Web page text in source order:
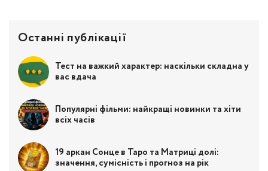
Останні публікації
Тест на важкий характер: наскільки складна у
вас вдача
Популярні фільми: найкращі новинки та хіти
всіх часів
19 аркан Сонце в Таро та Матриці долі:
значення, сумісність і прогноз на рік